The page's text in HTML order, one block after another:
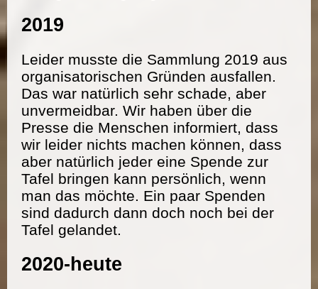
2019
Leider musste die Sammlung 2019 aus
organisatorischen Gründen ausfallen.
Das war natürlich sehr schade, aber
unvermeidbar. Wir haben über die
Presse die Menschen informiert, dass
wir leider nichts machen können, dass
aber natürlich jeder eine Spende zur
Tafel bringen kann persönlich, wenn
man das möchte. Ein paar Spenden
sind dadurch dann doch noch bei der
Tafel gelandet.
2020-heute